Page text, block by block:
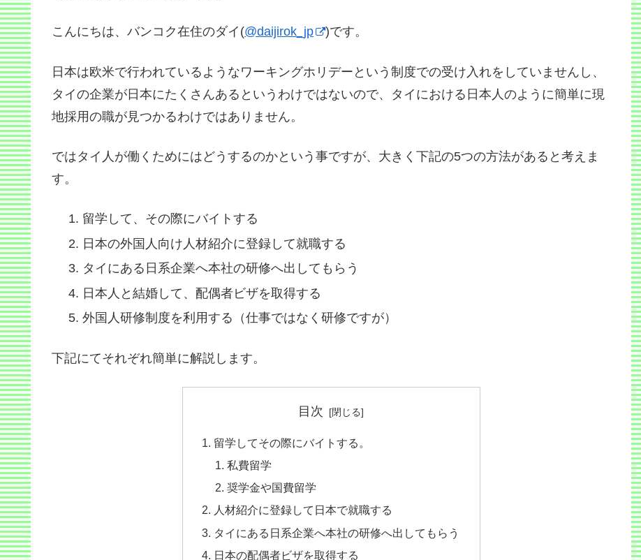
こんにちは、バンコク在住のダイ(@daijirok_jp )です。
日本は欧米で行われているようなワーキングホリデーという制度での受け入れをしていませんし、
タイの企業が日本にたくさんあるというわけではないので、タイにおける日本人のように簡単に現
地採用の職が見つかるわけではありません。
ではタイ人が働くためにはどうするのかという事ですが、大きく下記の5つの方法があると考えま
す。
留学して、その際にバイトする
日本の外国人向け人材紹介に登録して就職する
タイにある日系企業へ本社の研修へ出してもらう
日本人と結婚して、配偶者ビザを取得する
外国人研修制度を利用する（仕事ではなく研修ですが）
下記にてそれぞれ簡単に解説します。
目次
留学してその際にバイトする。
私費留学
奨学金や国費留学
人材紹介に登録して日本で就職する
タイにある日系企業へ本社の研修へ出してもらう
日本の配偶者ビザを取得する